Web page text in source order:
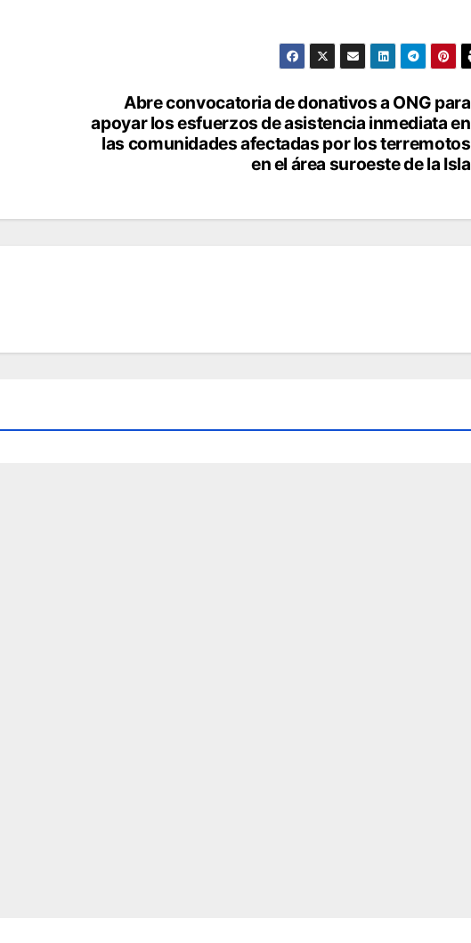
Abre convocatoria de donativos a ONG para
apoyar los esfuerzos de asistencia inmediata en
las comunidades afectadas por los terremotos
en el área suroeste de la Isla